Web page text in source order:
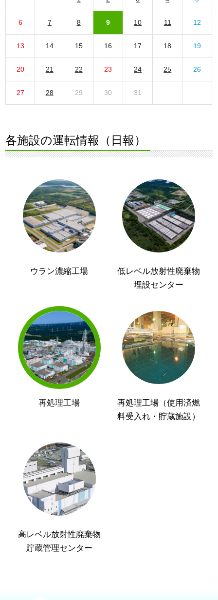
6 7 8 9 10 11 12
13 14 15 16 17 18 19
20 21 22 23 24 25 26
27 28 29 30 31
各施設の運転情報（日報）
ウラン濃縮工場
低レベル放射性廃棄物
埋設センター
再処理工場
再処理工場（使用済燃
料受入れ・貯蔵施設）
高レベル放射性廃棄物
貯蔵管理センター